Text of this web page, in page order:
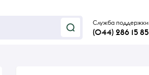
Служба поддержки
(044) 286 15 85